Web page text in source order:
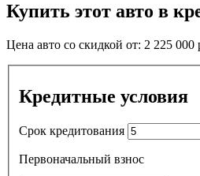
Купить этот авто в
Цена авто со скидкой от: 2 225 000
Кредитные условия
Срок кредитования
Первоначальный взнос